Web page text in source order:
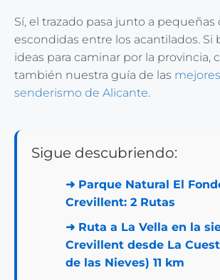
Sí, el trazado pasa junto a pequeñas
escondidas entre los acantilados. Si
ideas para caminar por la provincia,
también nuestra guía de las
senderismo de Alicante.
Sigue descubriendo:
➜ Parque Natural El
Crevillent: 2 Rutas
➜ Ruta a La Vella en la
Crevillent desde La
de las Nieves) 11 km